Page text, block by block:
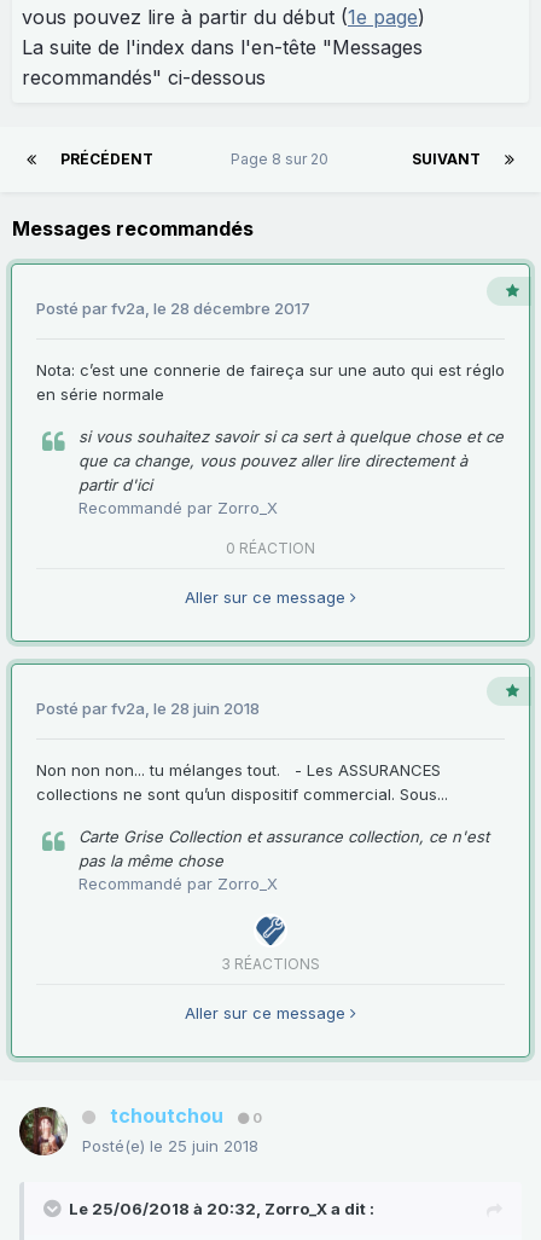
vous pouvez lire à partir du début (1e page)
La suite de l'index dans l'en-tête "Messages
recommandés" ci-dessous
PRÉCÉDENT SUIVANT
Page 8 sur 20
Messages recommandés
Posté parfv2a le 28 décembre 2017
Nota: c’est une connerie de faireça sur une auto qui est réglo
en série normale
si vous souhaitez savoir si ca sert à quelque chose et ce
que ca change, vous pouvez aller lire directement à
partir d'ici
Recommandé par Zorro_X
0 RÉACTION
Aller sur ce message
Posté parfv2a le 28 juin 2018
Non non non... tu mélanges tout. - Les ASSURANCES
collections ne sont qu’un dispositif commercial. Sous...
Carte Grise Collection et assurance collection, ce n'est
pas la même chose
Recommandé par Zorro_X
3 RÉACTIONS
Aller sur ce message
tchoutchou 0
Posté(e) le 25 juin 2018
Le 25/06/2018 à 20:32, Zorro_Xa dit :